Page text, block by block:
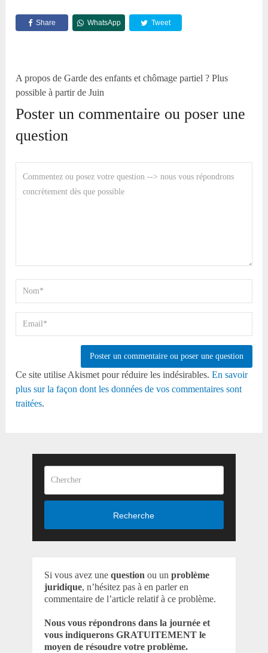
Share WhatsApp Tweet
A propos de Garde des enfants et chômage partiel ? Plus
possible à partir de Juin
Poster un commentaire ou poser une
question
Ce site utilise Akismet pour réduire les indésirables.En savoir
plus sur la façon dont les données de vos commentaires sont
traitées.
Recherche
Si vous avez une question ou un problème
juridique, n’hésitez pas à en parler en
commentaire de l’article relatif à ce problème.
Nous vous répondrons dans la journée et
vous indiquerons GRATUITEMENT le
moyen de résoudre votre problème.